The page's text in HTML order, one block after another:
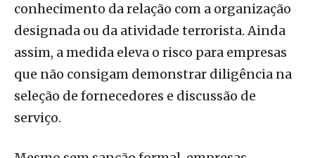
conhecimento da relação com a organização
designada ou da atividade terrorista. Ainda
assim, a medida eleva o risco para empresas
que não consigam demonstrar diligência na
seleção de fornecedores e discussão de
serviço.